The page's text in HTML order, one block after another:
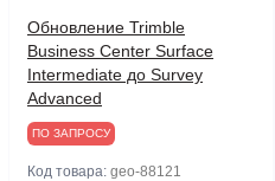
Обновление Trimble
Business Center Surface
Intermediate до Survey
Advanced
ПО ЗАПРОСУ
Код товара: geo-88121